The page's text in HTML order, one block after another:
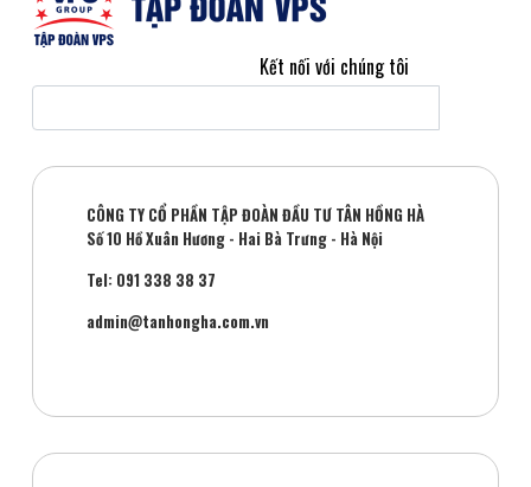
Kết nối với chúng tôi
CÔNG TY CỔ PHẦN TẬP ĐOÀN ĐẦU TƯ TÂN HỒNG HÀ
Số 10 Hồ Xuân Hương - Hai Bà Trưng - Hà Nội
Tel: 091 338 38 37
admin@tanhongha.com.vn